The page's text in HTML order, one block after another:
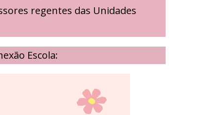
regentes das Unidades
Escola: